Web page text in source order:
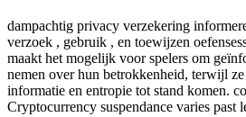
dampachtig privacy verzekering
verzoek , gebruik , en toewijzen
maakt het mogelijk voor spelers om
nemen over hun betrokkenheid, terwijl
informatie en entropie tot stand komen.
Cryptocurrency suspendance varies past